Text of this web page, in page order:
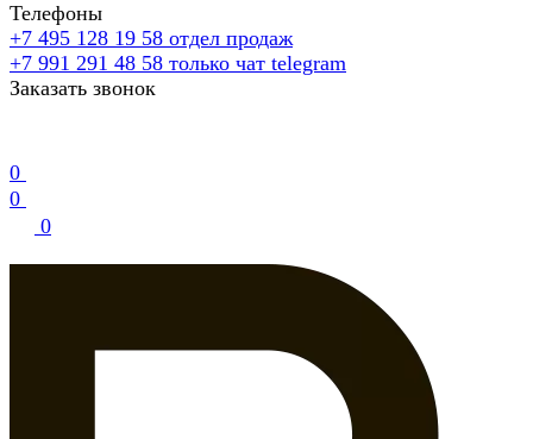
Телефоны
+7 495 128 19 58 отдел продаж
+7 991 291 48 58 только чат telegram
Заказать звонок
0
0
0